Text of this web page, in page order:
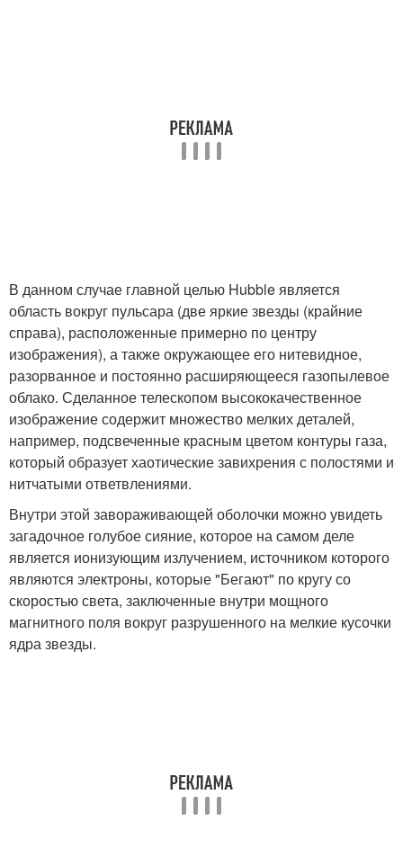
В данном случае главной целью Hubble является
область вокруг пульсара (две яркие звезды (крайние
справа), расположенные примерно по центру
изображения), а также окружающее его нитевидное,
разорванное и постоянно расширяющееся газопылевое
облако. Сделанное телескопом высококачественное
изображение содержит множество мелких деталей,
например, подсвеченные красным цветом контуры газа,
который образует хаотические завихрения с полостями и
нитчатыми ответвлениями.
Внутри этой завораживающей оболочки можно увидеть
загадочное голубое сияние, которое на самом деле
является ионизующим излучением, источником которого
являются электроны, которые "Бегают" по кругу со
скоростью света, заключенные внутри мощного
магнитного поля вокруг разрушенного на мелкие кусочки
ядра звезды.